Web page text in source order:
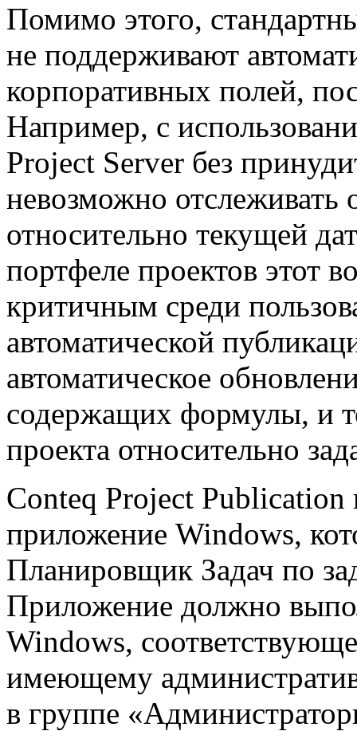
Помимо этого,
не поддерживают
корпоративных полей,
Например, с
Project Server без
невозможно отслеживать
относительно текущей
портфеле проектов этот
критичным среди
автоматической
автоматическое
содержащих формулы, и
проекта относительно
Conteq Project Publication
приложение Windows,
Планировщик Задач по
Приложение должно
Windows,
имеющему
в группе